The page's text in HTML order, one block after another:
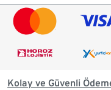
Kolay ve Güvenli